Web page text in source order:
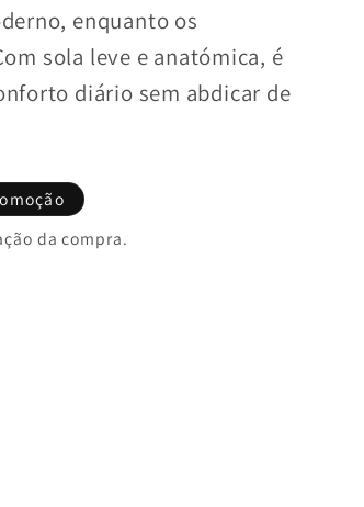
enquanto os
sola leve e anatómica, é
diário sem abdicar de
da compra.